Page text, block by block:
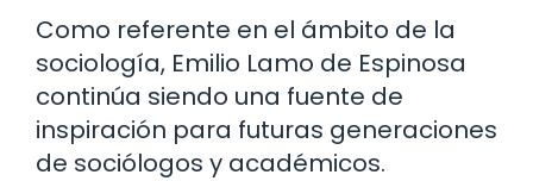
Como referente en el ámbito de la
sociología, Emilio Lamo de Espinosa
continúa siendo una fuente de
inspiración para futuras generaciones
de sociólogos y académicos.